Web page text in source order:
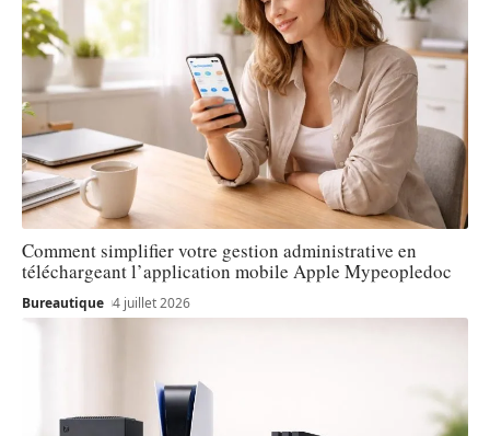
Comment simplifier votre gestion administrative en
téléchargeant l’application mobile Apple Mypeopledoc
Bureautique 4 juillet 2026